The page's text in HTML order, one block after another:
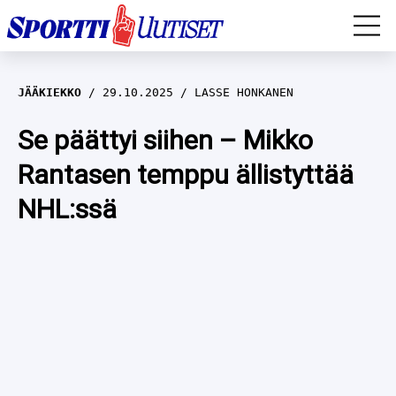
EM-YLEISURHEILU
JÄÄKIEKKO
YLEISURHEILU
WILMA HELTELÄ
TALVILAJIT
JÄÄKIEKKO 29.10.2025 LASSE HONKANEN
Se päättyi siihen – Mikko
Rantasen temppu ällistyttää
NHL:ssä